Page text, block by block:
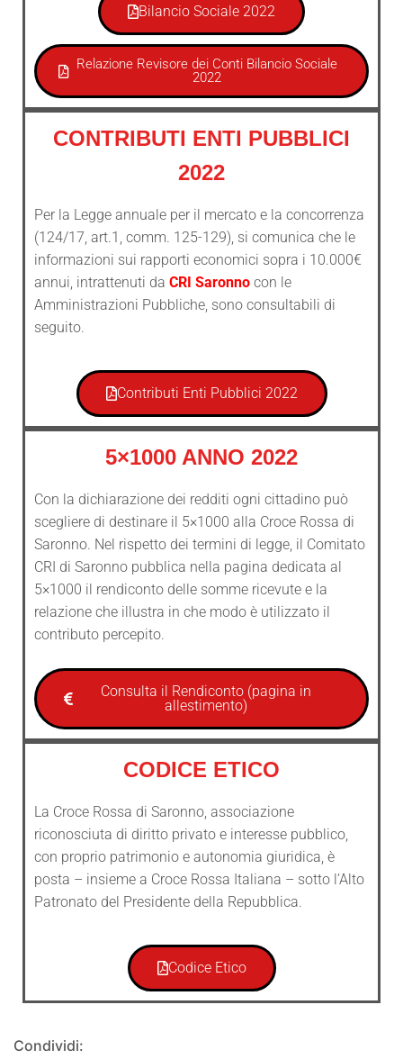
Bilancio Sociale 2022
Relazione Revisore dei Conti Bilancio Sociale
2022
CONTRIBUTI ENTI PUBBLICI
2022
Per la Legge annuale per il mercato e la concorrenza
(124/17, art.1, comm. 125-129), si comunica che le
informazioni sui rapporti economici sopra i 10.000€
annui, intrattenuti da CRI Saronno con le
Amministrazioni Pubbliche, sono consultabili di
seguito.
Contributi Enti Pubblici 2022
5×1000 ANNO 2022
Con la dichiarazione dei redditi ogni cittadino può
scegliere di destinare il 5×1000 alla Croce Rossa di
Saronno. Nel rispetto dei termini di legge, il Comitato
CRI di Saronno pubblica nella pagina dedicata al
5×1000 il rendiconto delle somme ricevute e la
relazione che illustra in che modo è utilizzato il
contributo percepito.
Consulta il Rendiconto (pagina in
allestimento)
CODICE ETICO
La Croce Rossa di Saronno, associazione
riconosciuta di diritto privato e interesse pubblico,
con proprio patrimonio e autonomia giuridica, è
posta – insieme a Croce Rossa Italiana – sotto l’Alto
Patronato del Presidente della Repubblica.
Codice Etico
Condividi: